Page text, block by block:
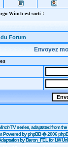
Winch est sorti !
Forum
Envoyez
TV series, adaptated from
Powered byphpBB� 2006
by Baron_FEL for LW